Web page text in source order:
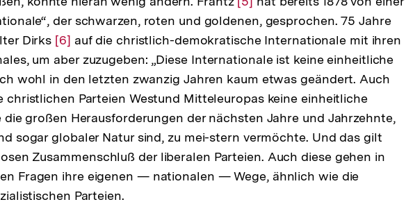
Auflösung
der
Fußnote
der schwarzen, roten und goldenen, gesprochen. 75 Jahre
Dirks Zur
Auflösung
der
Fußnote
[6] auf die christlich-demokratische Internationale mit ihren
um aber zuzugeben: „Diese Internationale ist keine einheitliche
wohl in den letzten zwanzig Jahren kaum etwas geändert. Auch
christlichen Parteien Westund Mitteleuropas keine einheitliche
großen Herausforderungen der nächsten Jahre und Jahrzehnte,
sogar globaler Natur sind, zu mei-stern vermöchte. Und das gilt
Zusammenschluß der liberalen Parteien. Auch diese gehen in
Fragen ihre eigenen — nationalen — Wege, ähnlich wie die
Parteien.